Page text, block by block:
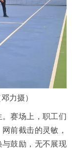
力摄）
赛场上，职工们
前截击的灵敏，
鼓励，无不展现